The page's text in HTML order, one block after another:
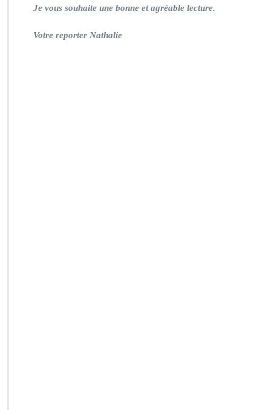
Je vous souhaite une bonne et agréable lecture.
Votre reporter Nathalie